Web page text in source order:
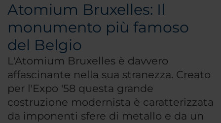
Atomium Bruxelles: Il
monumento più famoso
del Belgio
L'Atomium Bruxelles è davvero
affascinante nella sua stranezza. Creato
per l'Expo '58 questa grande
costruzione modernista è caratterizzata
da imponenti sfere di metallo e da un